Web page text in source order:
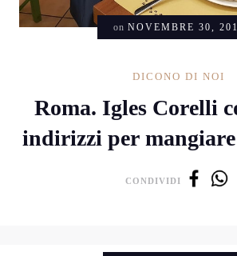
on NOVEMBRE 30,
DICONO DI NOI
Roma. Igles Corelli
indirizzi per
CONDIVIDI